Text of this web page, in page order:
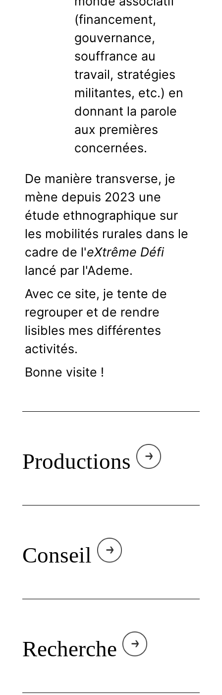
(financement,
gouvernance,
souffrance au
travail, stratégies
militantes, etc.) en
donnant la parole
aux premières
concernées.
De manière transverse, je
mène depuis 2023 une
étude ethnographique sur
les mobilités rurales dans le
cadre de l'eXtrême Défi
lancé par l'Ademe.
Avec ce site, je tente de
regrouper et de rendre
lisibles mes différentes
activités.
Bonne visite !
Productions
Conseil
Recherche